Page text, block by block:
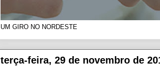
UM GIRO NO NORDESTE
terça-feira, 29 de novembro de